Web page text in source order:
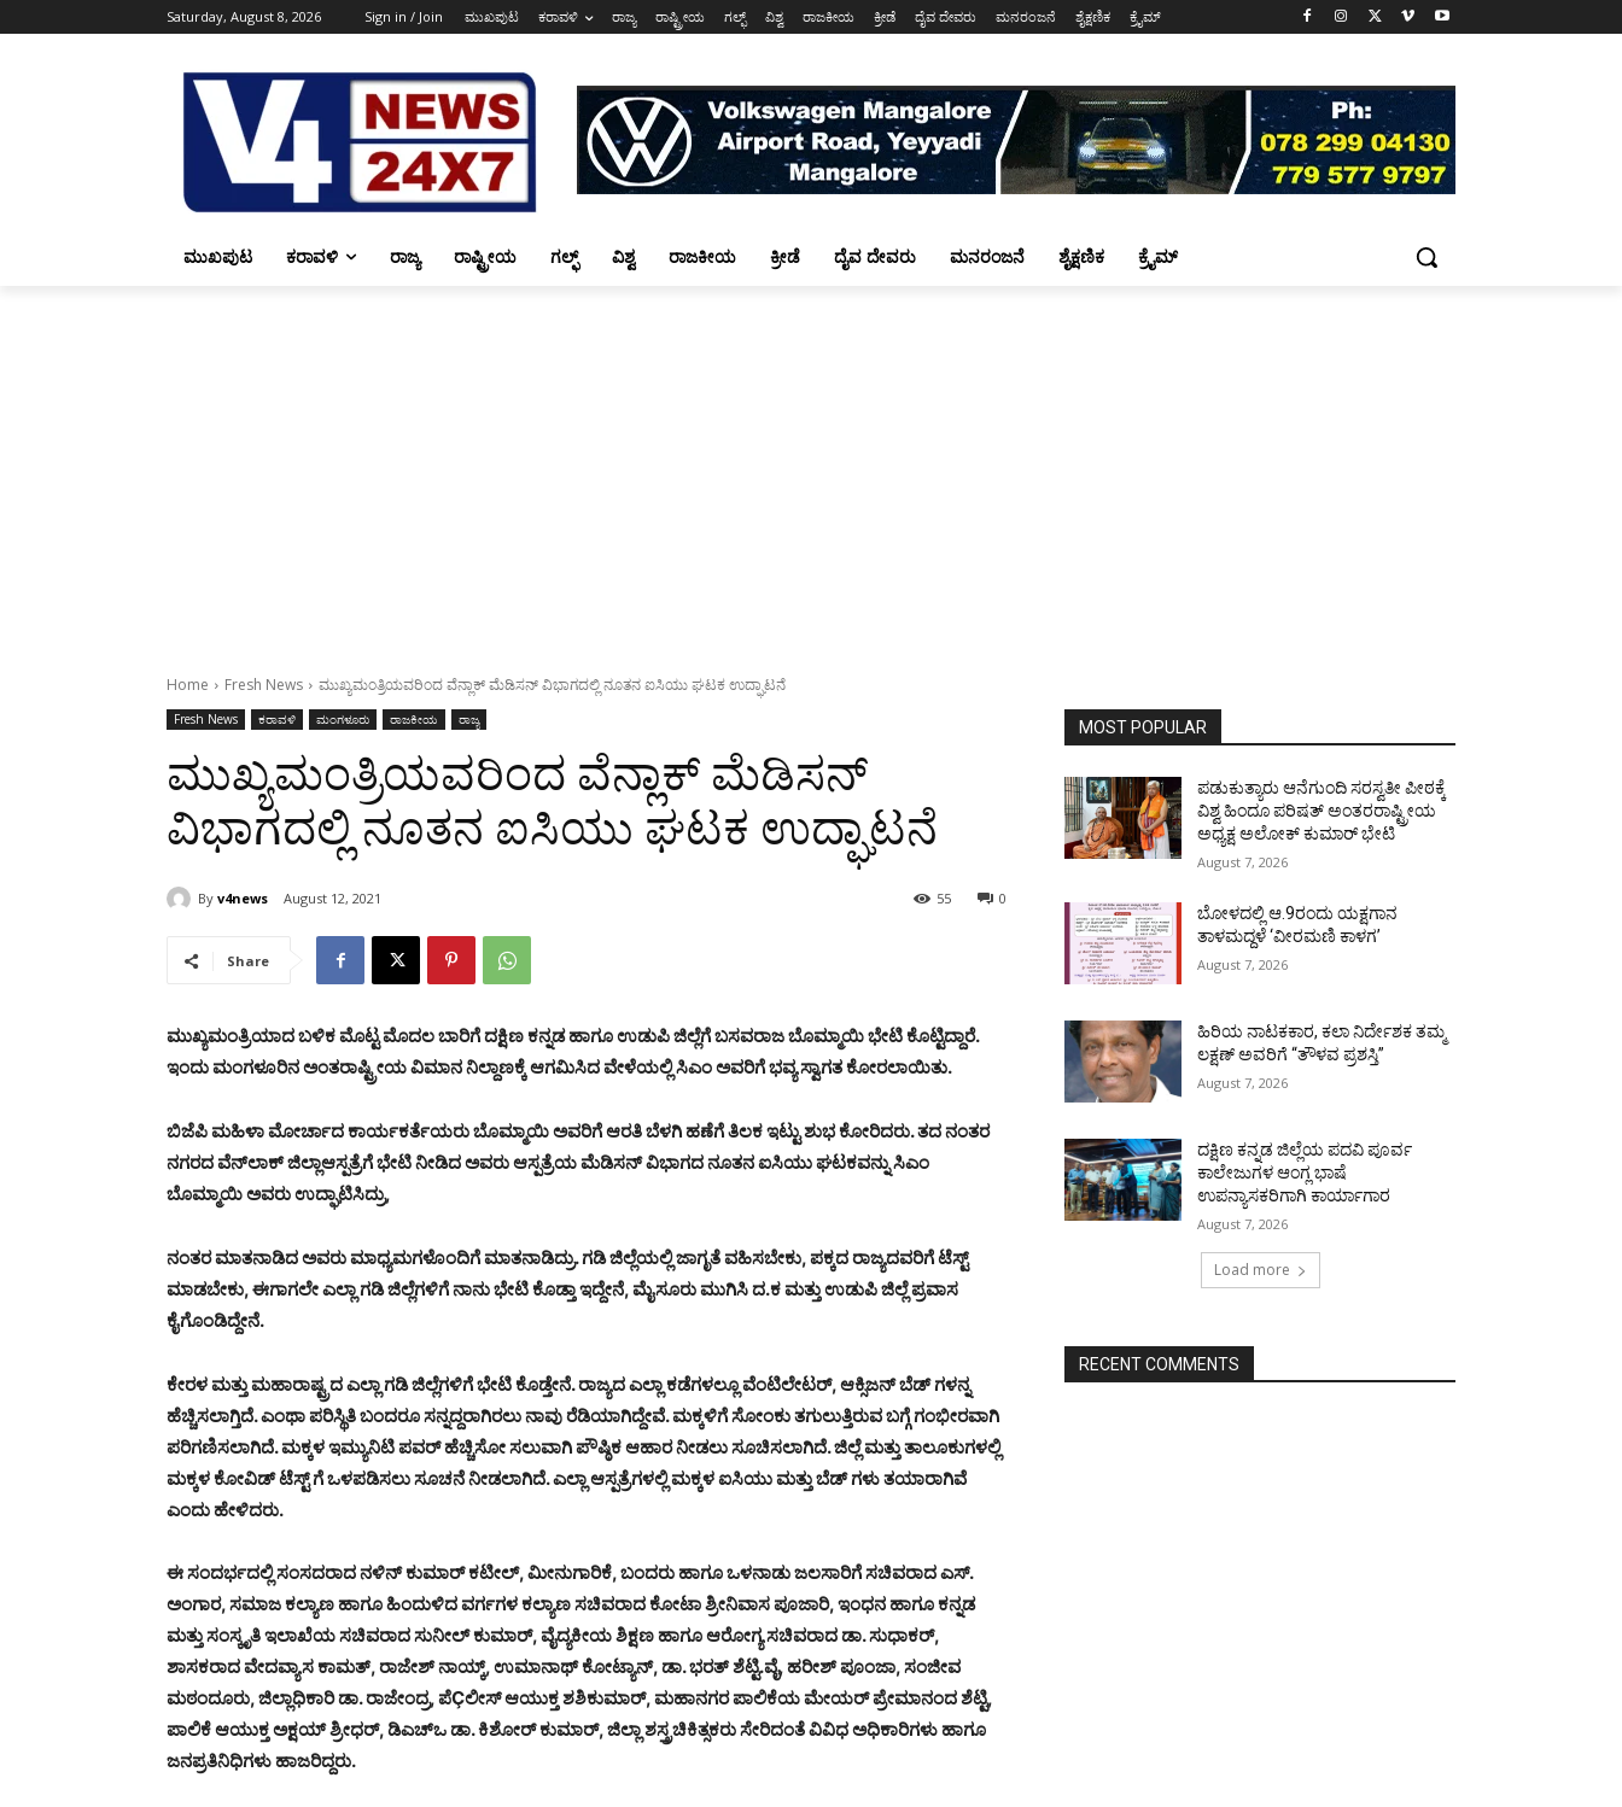
Saturday, August 8, 2026 Sign in / Join ಮುಖಪುಟ ಕರಾವಳಿ ರಾಜ್ಯ ರಾಷ್ಟ್ರೀಯ ಗಲ್ಫ್ ವಿಶ್ವ ರಾಜಕೀಯ ಕ್ರೀಡೆ ದೈವ ದೇವರು ಮನರಂಜನೆ ಶೈಕ್ಷಣಿಕ ಕ್ರೈಮ್
ಮುಖಪುಟ ಕರಾವಳಿ ರಾಜ್ಯ ರಾಷ್ಟ್ರೀಯ ಗಲ್ಫ್ ವಿಶ್ವ ರಾಜಕೀಯ ಕ್ರೀಡೆ ದೈವ ದೇವರು ಮನರಂಜನೆ ಶೈಕ್ಷಣಿಕ ಕ್ರೈಮ್
Home Fresh News ಮುಖ್ಯಮಂತ್ರಿಯವರಿಂದ ವೆನ್ಲಾಕ್ ಮೆಡಿಸನ್ ವಿಭಾಗದಲ್ಲಿ ನೂತನ ಐಸಿಯು ಘಟಕ ಉದ್ಘಾಟನೆ
Fresh News ಕರಾವಳಿ ಮಂಗಳೂರು ರಾಜಕೀಯ ರಾಜ್ಯ
ಮುಖ್ಯಮಂತ್ರಿಯವರಿಂದ ವೆನ್ಲಾಕ್ ಮೆಡಿಸನ್
ವಿಭಾಗದಲ್ಲಿ ನೂತನ ಐಸಿಯು ಘಟಕ ಉದ್ಘಾಟನೆ
By v4news August 12, 2021 0
55
Share
ಮುಖ್ಯಮಂತ್ರಿಯಾದ ಬಳಿಕ ಮೊಟ್ಟ ಮೊದಲ ಬಾರಿಗೆ ದಕ್ಷಿಣ ಕನ್ನಡ ಹಾಗೂ ಉಡುಪಿ ಜಿಲ್ಲೆಗೆ ಬಸವರಾಜ ಬೊಮ್ಮಾಯಿ ಭೇಟಿ ಕೊಟ್ಟಿದ್ದಾರೆ.
ಇಂದು ಮಂಗಳೂರಿನ ಅಂತರಾಷ್ಟ್ರೀಯ ವಿಮಾನ ನಿಲ್ದಾಣಕ್ಕೆ ಆಗಮಿಸಿದ ವೇಳೆಯಲ್ಲಿ ಸಿಎಂ ಅವರಿಗೆ ಭವ್ಯ ಸ್ವಾಗತ ಕೋರಲಾಯಿತು.
ಬಿಜೆಪಿ ಮಹಿಳಾ ಮೋರ್ಚಾದ ಕಾರ್ಯಕರ್ತೆಯರು ಬೊಮ್ಮಾಯಿ ಅವರಿಗೆ ಆರತಿ ಬೆಳಗಿ ಹಣೆಗೆ ತಿಲಕ ಇಟ್ಟು ಶುಭ ಕೋರಿದರು. ತದ ನಂತರ
ನಗರದ ವೆನ್‍ಲಾಕ್ ಜಿಲ್ಲಾಆಸ್ಪತ್ರೆಗೆ ಭೇಟಿ ನೀಡಿದ ಅವರು ಆಸ್ಪತ್ರೆಯ ಮೆಡಿಸನ್ ವಿಭಾಗದ ನೂತನ ಐಸಿಯು ಘಟಕವನ್ನು ಸಿಎಂ
ಬೊಮ್ಮಾಯಿ ಅವರು ಉದ್ಘಾಟಿಸಿದ್ರು,
ನಂತರ ಮಾತನಾಡಿದ ಅವರು ಮಾಧ್ಯಮಗಳೊಂದಿಗೆ ಮಾತನಾಡಿದ್ರು. ಗಡಿ ಜಿಲ್ಲೆಯಲ್ಲಿ ಜಾಗೃತೆ ವಹಿಸಬೇಕು, ಪಕ್ಕದ ರಾಜ್ಯದವರಿಗೆ ಟೆಸ್ಟ್
ಮಾಡಬೇಕು, ಈಗಾಗಲೇ ಎಲ್ಲಾ ಗಡಿ ಜಿಲ್ಲೆಗಳಿಗೆ ನಾನು ಭೇಟಿ ಕೊಡ್ತಾ ಇದ್ದೇನೆ, ಮೈಸೂರು ಮುಗಿಸಿ ದ.ಕ ಮತ್ತು ಉಡುಪಿ ಜಿಲ್ಲೆ ಪ್ರವಾಸ
ಕೈಗೊಂಡಿದ್ದೇನೆ.
ಕೇರಳ ಮತ್ತು ಮಹಾರಾಷ್ಟ್ರದ ಎಲ್ಲಾ ಗಡಿ ಜಿಲ್ಲೆಗಳಿಗೆ ಭೇಟಿ ಕೊಡ್ತೇನೆ. ರಾಜ್ಯದ ಎಲ್ಲಾ ಕಡೆಗಳಲ್ಲೂ ವೆಂಟಿಲೇಟರ್, ಆಕ್ಸಿಜನ್ ಬೆಡ್ ಗಳನ್ನ
ಹೆಚ್ಚಿಸಲಾಗ್ತಿದೆ. ಎಂಥಾ ಪರಿಸ್ಥಿತಿ ಬಂದರೂ ಸನ್ನದ್ದರಾಗಿರಲು ನಾವು ರೆಡಿಯಾಗಿದ್ದೇವೆ. ಮಕ್ಕಳಿಗೆ ಸೋಂಕು ತಗುಲುತ್ತಿರುವ ಬಗ್ಗೆ ಗಂಭೀರವಾಗಿ
ಪರಿಗಣಿಸಲಾಗಿದೆ. ಮಕ್ಕಳ ಇಮ್ಯುನಿಟಿ ಪವರ್ ಹೆಚ್ಚಿಸೋ ಸಲುವಾಗಿ ಪೌಷ್ಠಿಕ ಆಹಾರ ನೀಡಲು ಸೂಚಿಸಲಾಗಿದೆ. ಜಿಲ್ಲೆ ಮತ್ತು ತಾಲೂಕುಗಳಲ್ಲಿ
ಮಕ್ಕಳ ಕೋವಿಡ್ ಟೆಸ್ಟ್ ಗೆ ಒಳಪಡಿಸಲು ಸೂಚನೆ ನೀಡಲಾಗಿದೆ. ಎಲ್ಲಾ ಆಸ್ಪತ್ರೆಗಳಲ್ಲಿ ಮಕ್ಕಳ ಐಸಿಯು ಮತ್ತು ಬೆಡ್ ಗಳು ತಯಾರಾಗಿವೆ
ಎಂದು ಹೇಳಿದರು.
ಈ ಸಂದರ್ಭದಲ್ಲಿ ಸಂಸದರಾದ ನಳಿನ್ ಕುಮಾರ್ ಕಟೀಲ್, ಮೀನುಗಾರಿಕೆ, ಬಂದರು ಹಾಗೂ ಒಳನಾಡು ಜಲಸಾರಿಗೆ ಸಚಿವರಾದ ಎಸ್.
ಅಂಗಾರ, ಸಮಾಜ ಕಲ್ಯಾಣ ಹಾಗೂ ಹಿಂದುಳಿದ ವರ್ಗಗಳ ಕಲ್ಯಾಣ ಸಚಿವರಾದ ಕೋಟಾ ಶ್ರೀನಿವಾಸ ಪೂಜಾರಿ, ಇಂಧನ ಹಾಗೂ ಕನ್ನಡ
ಮತ್ತು ಸಂಸ್ಕೃತಿ ಇಲಾಖೆಯ ಸಚಿವರಾದ ಸುನೀಲ್ ಕುಮಾರ್, ವೈದ್ಯಕೀಯ ಶಿಕ್ಷಣ ಹಾಗೂ ಆರೋಗ್ಯ ಸಚಿವರಾದ ಡಾ. ಸುಧಾಕರ್,
ಶಾಸಕರಾದ ವೇದವ್ಯಾಸ ಕಾಮತ್, ರಾಜೇಶ್ ನಾಯ್ಕ್, ಉಮಾನಾಥ್ ಕೋಟ್ಯಾನ್, ಡಾ. ಭರತ್ ಶೆಟ್ಟಿ.ವೈ, ಹರೀಶ್ ಪೂಂಜಾ, ಸಂಜೀವ
ಮಠಂದೂರು, ಜಿಲ್ಲಾಧಿಕಾರಿ ಡಾ. ರಾಜೇಂದ್ರ, ಪೆÇಲೀಸ್ ಆಯುಕ್ತ ಶಶಿಕುಮಾರ್, ಮಹಾನಗರ ಪಾಲಿಕೆಯ ಮೇಯರ್ ಪ್ರೇಮಾನಂದ ಶೆಟ್ಟಿ,
ಪಾಲಿಕೆ ಆಯುಕ್ತ ಅಕ್ಷಯ್ ಶ್ರೀಧರ್, ಡಿಎಚ್‍ಒ ಡಾ. ಕಿಶೋರ್ ಕುಮಾರ್, ಜಿಲ್ಲಾ ಶಸ್ತ್ರಚಿಕಿತ್ಸಕರು ಸೇರಿದಂತೆ ವಿವಿಧ ಅಧಿಕಾರಿಗಳು ಹಾಗೂ
ಜನಪ್ರತಿನಿಧಿಗಳು ಹಾಜರಿದ್ದರು.
MOST POPULAR
ಪಡುಕುತ್ಯಾರು ಆನೆಗುಂದಿ ಸರಸ್ವತೀ ಪೀಠಕ್ಕೆ
ವಿಶ್ವ ಹಿಂದೂ ಪರಿಷತ್ ಅಂತರರಾಷ್ಟ್ರೀಯ
ಅಧ್ಯಕ್ಷ ಅಲೋಕ್ ಕುಮಾರ್ ಭೇಟಿ
August 7, 2026
ಬೋಳದಲ್ಲಿ ಆ.9ರಂದು ಯಕ್ಷಗಾನ
ತಾಳಮದ್ದಳೆ ‘ವೀರಮಣಿ ಕಾಳಗ’
August 7, 2026
ಹಿರಿಯ ನಾಟಕಕಾರ, ಕಲಾ ನಿರ್ದೇಶಕ ತಮ್ಮ
ಲಕ್ಷಣ್ ಅವರಿಗೆ “ತೌಳವ ಪ್ರಶಸ್ತಿ”
August 7, 2026
ದಕ್ಷಿಣ ಕನ್ನಡ ಜಿಲ್ಲೆಯ ಪದವಿ ಪೂರ್ವ
ಕಾಲೇಜುಗಳ ಆಂಗ್ಲ ಭಾಷೆ
ಉಪನ್ಯಾಸಕರಿಗಾಗಿ ಕಾರ್ಯಾಗಾರ
August 7, 2026
Load more
RECENT COMMENTS